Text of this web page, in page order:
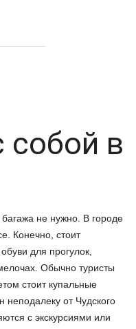
собой в
багажа не нужно. В городе
Конечно, стоит
для прогулок,
Обычно туристы
стоит купальные
от Чудского
с экскурсиями или